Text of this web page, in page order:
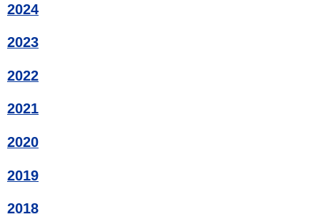
2024
2023
2022
2021
2020
2019
2018